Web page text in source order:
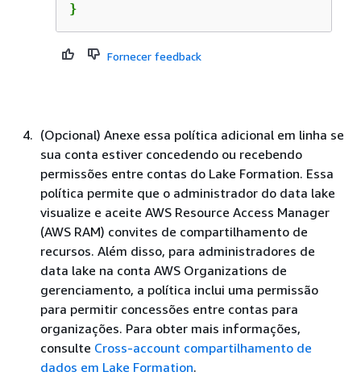
}
Fornecer feedback
(Opcional) Anexe essa política adicional em linha se
sua conta estiver concedendo ou recebendo
permissões entre contas do Lake Formation. Essa
política permite que o administrador do data lake
visualize e aceite AWS Resource Access Manager
(AWS RAM) convites de compartilhamento de
recursos. Além disso, para administradores de
data lake na conta AWS Organizations de
gerenciamento, a política inclui uma permissão
para permitir concessões entre contas para
organizações. Para obter mais informações,
consulte Cross-account compartilhamento de
dados em Lake Formation.